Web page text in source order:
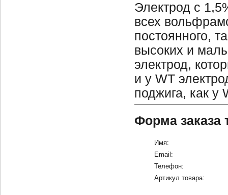
Электрод с
всех
постоянного,
высоких и
электрод,
и у WT
поджига, как у
Форма заказа
Имя:
Email:
Телефон:
Артикул товара: